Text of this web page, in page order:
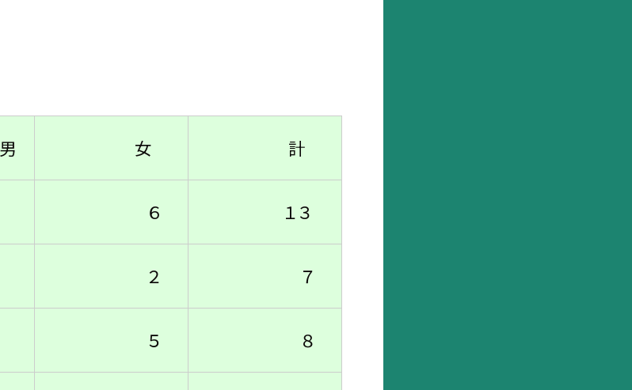
女 計
６ １３
２ ７
５ ８